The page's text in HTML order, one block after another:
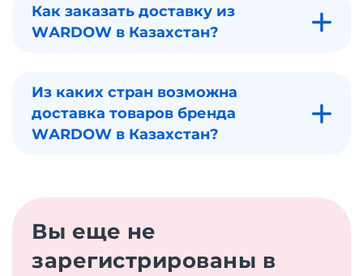
Как заказать доставку из
WАRDOW в Казахстан?
Из каких стран возможна
доставка товаров бренда
WАRDOW в Казахстан?
Вы еще не
зарегистрированы в